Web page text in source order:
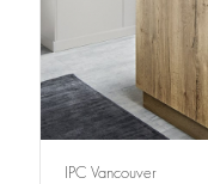
IPC Vancouver